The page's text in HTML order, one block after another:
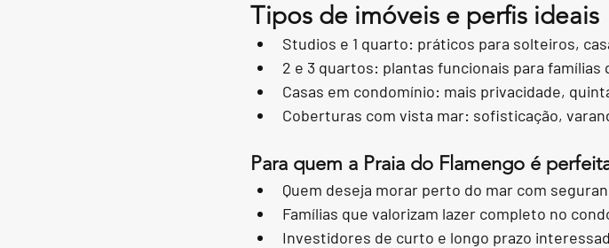
Tipos de imóveis e perfis ideais
Studios e 1 quarto: práticos para solteiros,
2 e 3 quartos: plantas funcionais para famílias
Casas em condomínio: mais privacidade,
Coberturas com vista mar: sofisticação,
Para quem a Praia do Flamengo é
Quem deseja morar perto do mar com
Famílias que valorizam lazer completo no
Investidores de curto e longo prazo